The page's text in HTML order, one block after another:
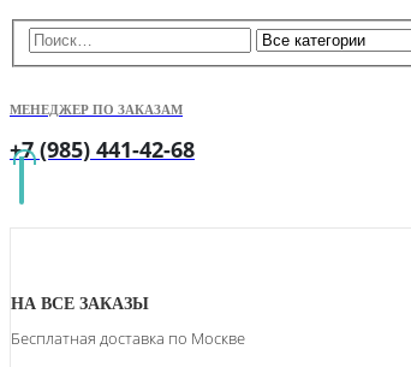
МЕНЕДЖЕР ПО ЗАКАЗАМ
+7 (985) 441-42-68
НА ВСЕ ЗАКАЗЫ
Бесплатная доставка по Москве